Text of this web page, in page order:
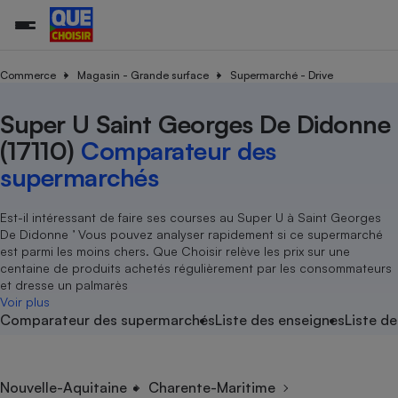
Commerce Magasin - Grande surface Supermarché - Drive
Super U Saint Georges De Didonne
(17110) Comparateur des
supermarchés
Est-il intéressant de faire ses courses au Super U à Saint Georges
De Didonne ’ Vous pouvez analyser rapidement si ce supermarché
est parmi les moins chers. Que Choisir relève les prix sur une
centaine de produits achetés régulièrement par les consommateurs
et dresse un palmarès
Voir plus
Comparateur des supermarchésListe des enseignesListe
Nouvelle-Aquitaine
Charente-Maritime
Additifs
Agriculture
Produit alimentaire
Achat - Vente - Location
Carburant
Magasin - Grande surface
Marketing - Fidélisation
Organismes de défense
Système judiciaire
Air
Eau
Achat - Vente - Travaux
Location
Sport
Vacances - Tourisme
électrique
Démarche administrative
Senior
Service marchand
Train
Transport aérien
Toutes les actualités
Enquêtes
Guides d'achat
Conseils
Brèves
Tous les services
Soumettre un litige
Lettres types
Rencontrer une association locale
Tous nos combats
Nos actions
Nos grandes victoires
Les billets de la présidente
Nos associations locales
Nous rejoindre
En savoir plus sur Que Choisir Ensemble
?
L’association
Nos missions
Notre méthodologie
Notre financement
Nos partenaires
Nous rejoindre